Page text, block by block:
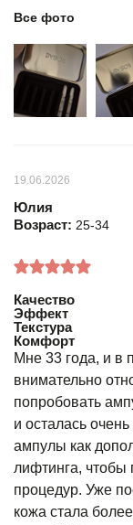
Все фото
19.06.2026
Юлия
Возраст: 25-34
Качество
Эффект
Текстура
Комфорт
Мне 33 года, и в
внимательно
попробовать
и осталась
ампулы как
лифтинга, чтобы
процедур. Уже
кожа стала